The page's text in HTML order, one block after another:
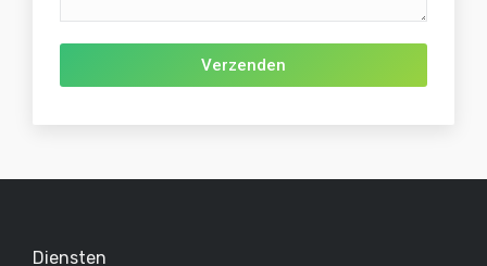
Gelieve dit veld leeg te laten.
Diensten